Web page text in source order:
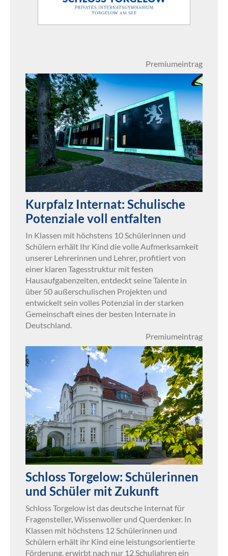
Premiumeintrag
Kurpfalz Internat: Schulische
Potenziale voll entfalten
In Klassen mit höchstens 10 Schülerinnen und
Schülern erhält Ihr Kind die volle Aufmerksamkeit
unserer Lehrerinnen und Lehrer, profitiert von
einer klaren Tagesstruktur mit festen
Hausaufgabenzeiten, entdeckt seine Talente in
über 50 außerschulischen Projekten und
entwickelt sein volles Potenzial in der starken
Gemeinschaft eines der besten Internate in
Deutschland.
Premiumeintrag
Schloss Torgelow: Schülerinnen
und Schüler mit Zukunft
Schloss Torgelow ist das deutsche Internat für
Fragensteller, Wissenwoller und Querdenker. In
Klassen mit höchstens 12 Schülerinnen und
Schülern erhält ihr Kind eine leistungsorientierte
Förderung, erwirbt nach nur 12 Schuljahren ein